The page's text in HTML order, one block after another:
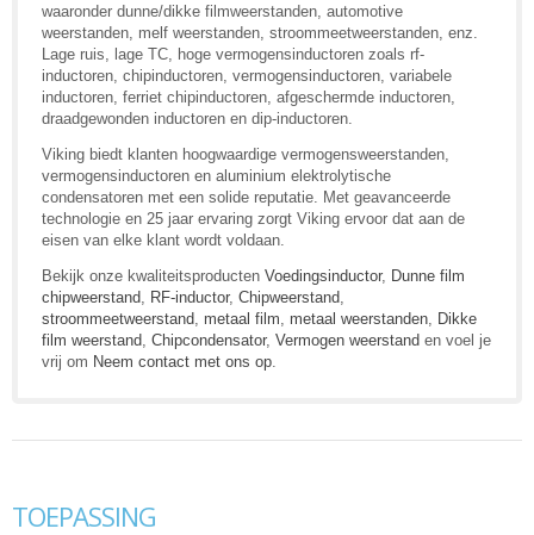
waaronder dunne/dikke filmweerstanden, automotive
weerstanden, melf weerstanden, stroommeetweerstanden, enz.
Lage ruis, lage TC, hoge vermogensinductoren zoals rf-
inductoren, chipinductoren, vermogensinductoren, variabele
inductoren, ferriet chipinductoren, afgeschermde inductoren,
draadgewonden inductoren en dip-inductoren.
Viking biedt klanten hoogwaardige vermogensweerstanden,
vermogensinductoren en aluminium elektrolytische
condensatoren met een solide reputatie. Met geavanceerde
technologie en 25 jaar ervaring zorgt Viking ervoor dat aan de
eisen van elke klant wordt voldaan.
Bekijk onze kwaliteitsproducten Voedingsinductor, Dunne film
chipweerstand
RF-inductor, Chipweerstand
stroommeetweerstand
metaal film metaal weerstanden
Dikke
film weerstand Chipcondensator, Vermogen weerstand en voel je
vrij om Neem contact met ons op
TOEPASSING